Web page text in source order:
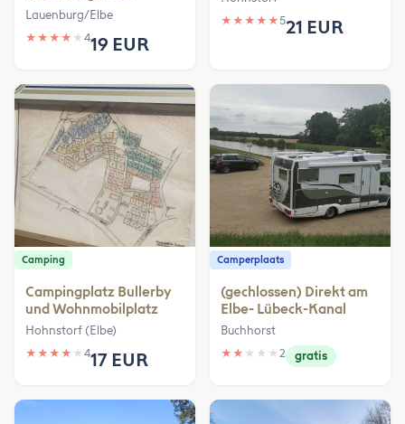
Lauenburg/Elbe
★ ★ ★ ★ ★ 419 EUR
★ ★ ★ ★ ★521 EUR
Camping
Campingplatz Bullerby
und Wohnmobilplatz
Hohnstorf (Elbe)
★ ★ ★ ★ ★ 417 EUR
Camperplaats
(gechlossen) Direkt am
Elbe- Lübeck-Kanal
Buchhorst
★ ★ ★ ★ ★ 2 gratis